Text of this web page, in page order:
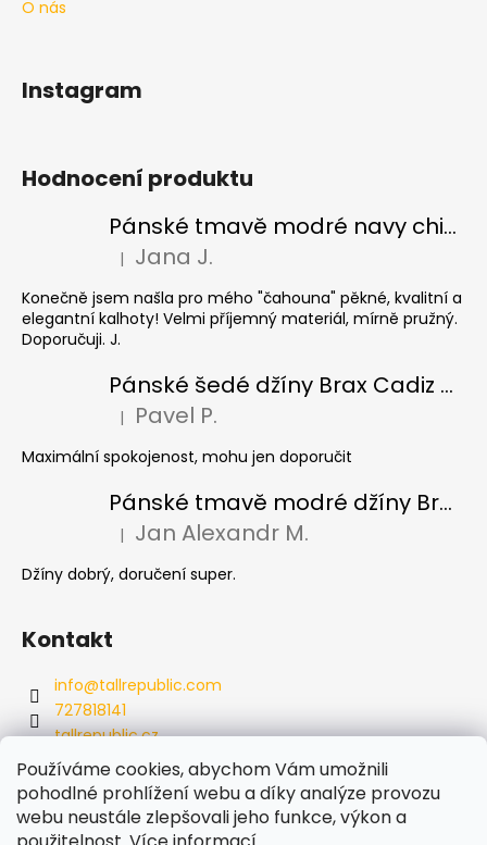
Používáme cookies, abychom Vám umožnili
pohodlné prohlížení webu a díky analýze provozu
webu neustále zlepšovali jeho funkce, výkon a
O nás
Instagram
Hodnocení produktu
Pánské tmavě modré navy chinos Ed Baxter, prodloužené
Hodnocení produktu je 5 z 5 hvězdiček.
| Jana J.
Konečně jsem našla pro mého "čahouna" pěkné, kvalitní a
elegantní kalhoty! Velmi příjemný materiál, mírně pružný.
Doporučuji. J.
Pánské šedé džíny Brax Cadiz Grey smoke, prodloužené
Hodnocení produktu je 5 z 5 hvězdiček.
| Pavel P.
Maximální spokojenost, mohu jen doporučit
Pánské tmavě modré džíny Brax Cadiz Dark blue, prodloužené
Hodnocení produktu je 5 z 5 hvězdiček.
| Jan Alexandr M.
Džíny dobrý, doručení super.
Kontakt
info@tallrepublic.com
727818141
tallrepublic.cz
tallrepublic.cz/
727818141